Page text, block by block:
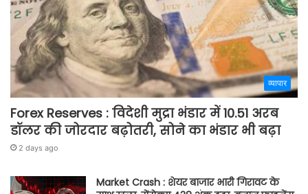
व्यापार
Forex Reserves : विदेशी मुद्रा भंडार में 10.51 अरब
डॉलर की जोरदार बढ़ोतरी, सोने का भंडार भी बढ़ा
2 days ago
Market Crash : शेयर बाजार भारी गिरावट के